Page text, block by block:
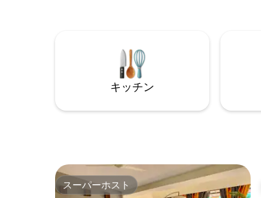
のマットレス、森の素晴らしい景色。 そ
の他のアメニティ・設備には次のものが
キッチン
スーパーホスト
スーパーホスト